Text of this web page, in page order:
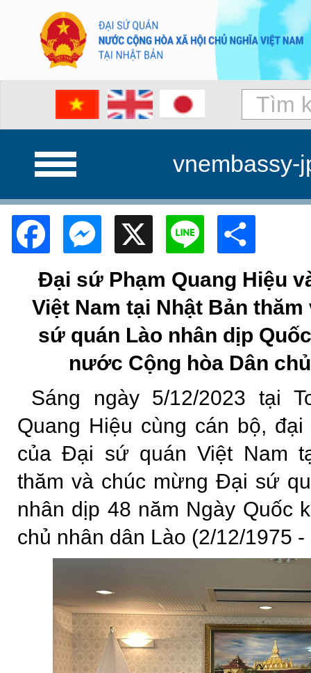
vnembassy-
FacebookMessenger
X Line
Đại sứ Phạm Quang Hiệu
Việt Nam tại Nhật Bản
sứ quán Lào nhân dịp
nước Cộng hòa Dân
Sáng ngày 5/12/2023 tại
Quang Hiệu cùng cán bộ,
của Đại sứ quán Việt Nam
thăm và chúc mừng Đại sứ
nhân dịp 48 năm Ngày Quốc
chủ nhân dân Lào (2/12/1975